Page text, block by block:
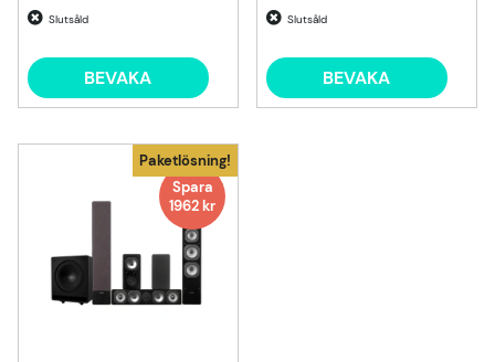
Slutsåld
BEVAKA
Slutsåld
BEVAKA
Paketlösning!
Spara
1962 kr